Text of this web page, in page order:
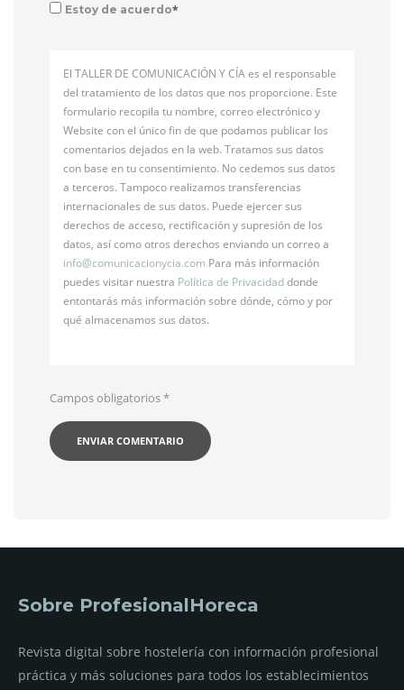
Estoy de acuerdo*
El TALLER DE COMUNICACIÓN Y CÍA es el responsable
del tratamiento de los datos que nos proporcione. Este
formulario recopila tu nombre, correo electrónico y
Website con el único fin de que podamos publicar los
comentarios dejados en la web. Tratamos sus datos
con base en tu consentimiento. No cedemos sus datos
a terceros. Tampoco realizamos transferencias
internacionales de sus datos. Puede ejercer sus
derechos de acceso, rectificación y supresión de los
datos, así como otros derechos enviando un correo a
info@comunicacionycia.com Para más información
puedes visitar nuestra Política de Privacidaddonde
entontarás más información sobre dónde, cómo y por
qué almacenamos sus datos.
Campos obligatorios*
Sobre ProfesionalHoreca
Revista digital sobre hostelería con información profesional
práctica y más soluciones para todos los establecimientos